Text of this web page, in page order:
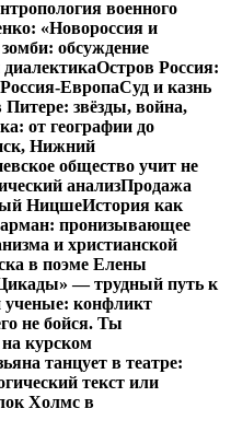
военного
«Новороссия и
обсуждение
Остров Россия:
ЕвропаСуд и казнь
звёзды, война,
от географии до
Нижний
общество учит не
анализПродажа
НицшеИстория как
пронизывающее
и христианской
в поэме Елены
— трудный путь к
ученые: конфликт
не бойся. Ты
курском
танцует в театре:
текст или
Холмс в